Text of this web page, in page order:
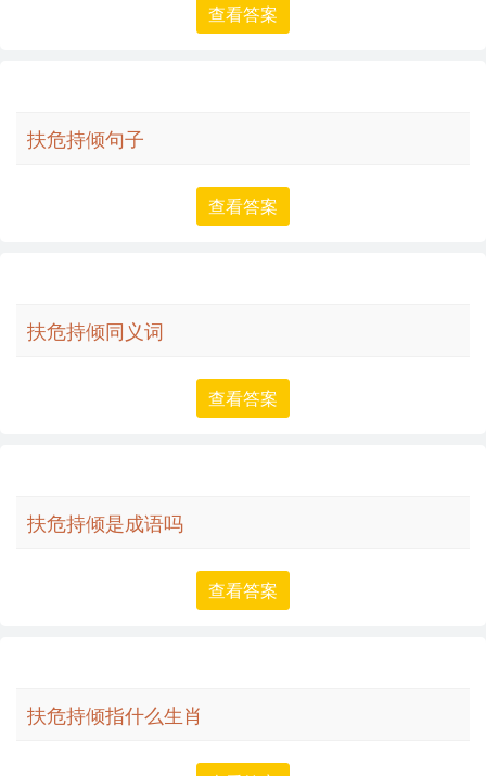
查看答案
扶危持倾句子
查看答案
扶危持倾同义词
查看答案
扶危持倾是成语吗
查看答案
扶危持倾指什么生肖